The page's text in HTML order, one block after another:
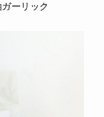
ーリック